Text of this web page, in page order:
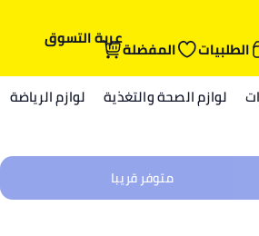
الطلبيات المفضلةعربة التسوق
لوازم الصحة والتغذية لوازم الرياضة
متوفر قريبا